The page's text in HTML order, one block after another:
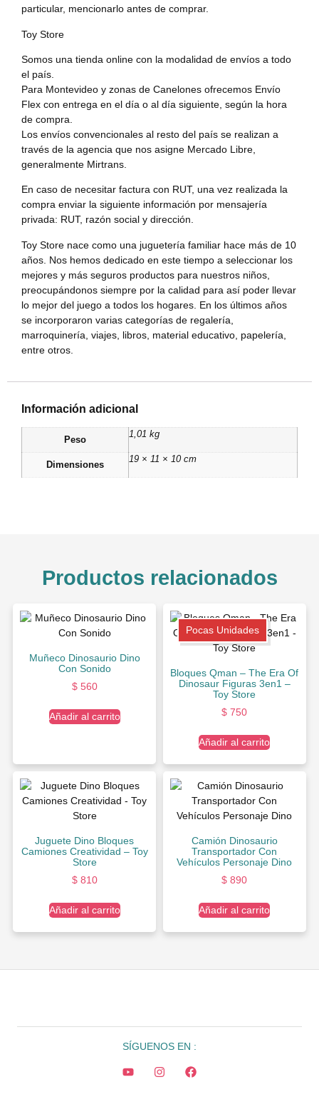
particular, mencionarlo antes de comprar.
Toy Store
Somos una tienda online con la modalidad de envíos a todo
el país.
Para Montevideo y zonas de Canelones ofrecemos Envío
Flex con entrega en el día o al día siguiente, según la hora
de compra.
Los envíos convencionales al resto del país se realizan a
través de la agencia que nos asigne Mercado Libre,
generalmente Mirtrans.
En caso de necesitar factura con RUT, una vez realizada la
compra enviar la siguiente información por mensajería
privada: RUT, razón social y dirección.
Toy Store nace como una juguetería familiar hace más de 10
años. Nos hemos dedicado en este tiempo a seleccionar los
mejores y más seguros productos para nuestros niños,
preocupándonos siempre por la calidad para así poder llevar
lo mejor del juego a todos los hogares. En los últimos años
se incorporaron varias categorías de regalería,
marroquinería, viajes, libros, material educativo, papelería,
entre otros.
Información adicional
Peso
1,01 kg
Dimensiones
19 × 11 × 10 cm
Productos relacionados
Muñeco Dinosaurio Dino
Con Sonido
$560
Añadir al carrito
Pocas Unidades
Bloques Qman – The Era Of
Dinosaur Figuras 3en1 –
Toy Store
$ 750
Añadir al carrito
Juguete Dino Bloques
Camiones Creatividad – Toy
Store
$810
Añadir al carrito
Camión Dinosaurio
Transportador Con
Vehículos Personaje Dino
$ 890
Añadir al carrito
SÍGUENOS EN :